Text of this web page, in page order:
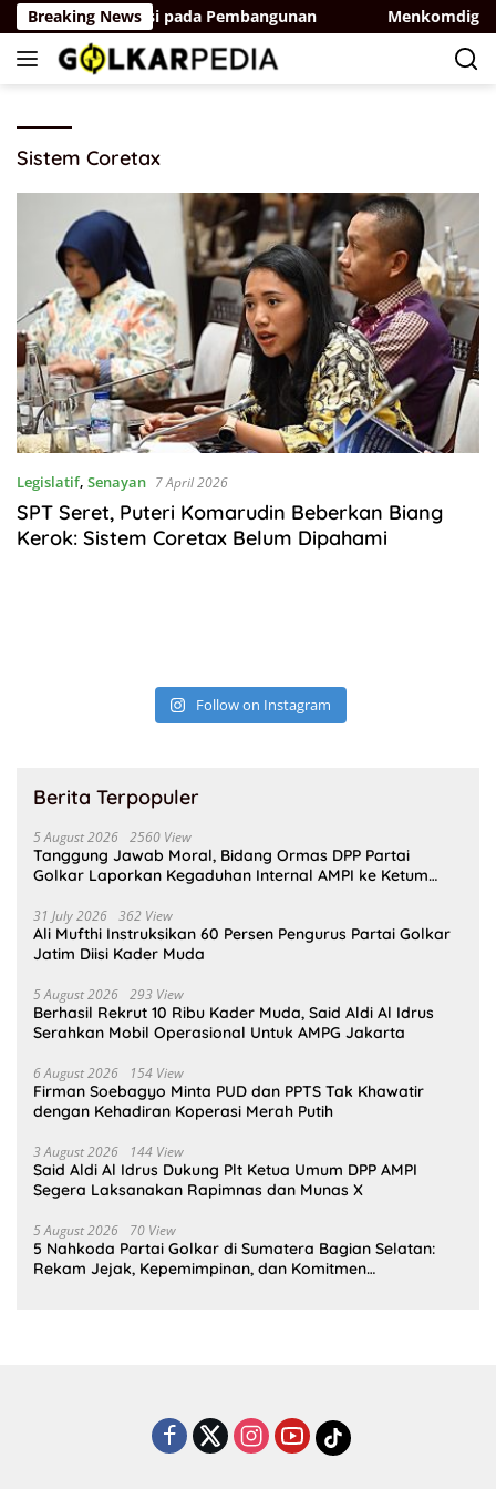
Skip
to
content
Breaking News
Berorientasi pada Pembangunan Menkomdigi
Sistem Coretax
Legislatif, Senayan 7 April 2026
SPT Seret, Puteri Komarudin Beberkan Biang
Kerok: Sistem Coretax Belum Dipahami
Follow on Instagram
Berita Terpopuler
5 August 2026 2560 View
Tanggung Jawab Moral, Bidang Ormas DPP Partai
Golkar Laporkan Kegaduhan Internal AMPI ke Ketum
31 July 2026 362 View
Ali Mufthi Instruksikan 60 Persen Pengurus Partai Golkar
Jatim Diisi Kader Muda
5 August 2026 293 View
Berhasil Rekrut 10 Ribu Kader Muda, Said Aldi Al Idrus
Serahkan Mobil Operasional Untuk AMPG Jakarta
6 August 2026 154 View
Firman Soebagyo Minta PUD dan PPTS Tak Khawatir
dengan Kehadiran Koperasi Merah Putih
3 August 2026 144 View
Said Aldi Al Idrus Dukung Plt Ketua Umum DPP AMPI
Segera Laksanakan Rapimnas dan Munas X
5 August 2026 70 View
5 Nahkoda Partai Golkar di Sumatera Bagian Selatan:
Rekam Jejak, Kepemimpinan, dan Komitmen